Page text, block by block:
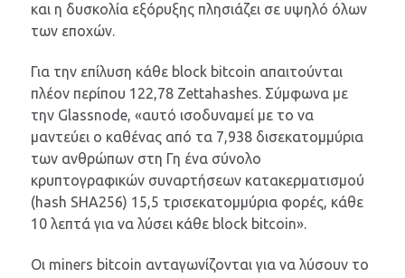
και η δυσκολία εξόρυξης πλησιάζει σε υψηλό όλων
των εποχών.
Για την επίλυση κάθε block bitcoin απαιτούνται
πλέον περίπου 122,78 Zettahashes. Σύμφωνα με
την Glassnode, «αυτό ισοδυναμεί με το να
μαντεύει ο καθένας από τα 7,938 δισεκατομμύρια
των ανθρώπων στη Γη ένα σύνολο
κρυπτογραφικών συναρτήσεων κατακερματισμού
(hash SHA256) 15,5 τρισεκατομμύρια φορές, κάθε
10 λεπτά για να λύσει κάθε block bitcoin».
Οι miners bitcoin ανταγωνίζονται για να λύσουν το